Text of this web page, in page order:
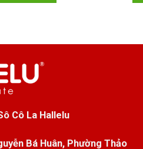
Cô La Hallelu
Bá Huân, Phường Thảo